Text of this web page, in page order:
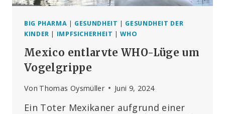
BIG PHARMA | GESUNDHEIT | GESUNDHEIT DER
KINDER | IMPFSICHERHEIT |WHO
Mexico entlarvte WHO-Lüge um
Vogelgrippe
Von Thomas Oysmüller Juni 9, 2024
Ein Toter Mexikaner aufgrund einer